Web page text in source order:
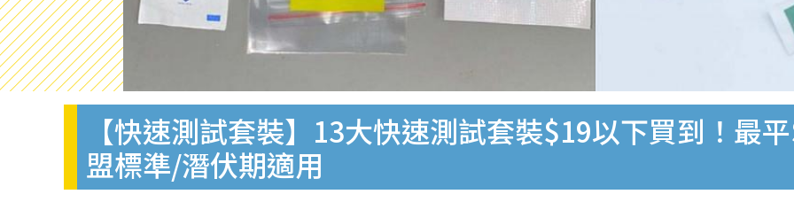
【快速測試套裝】13大快速測試套裝$19以下買到！最
盟標準/潛伏期適用